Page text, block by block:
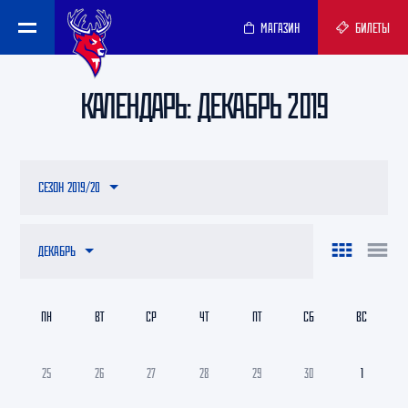
МАГАЗИН БИЛЕТЫ
КАЛЕНДАРЬ: ДЕКАБРЬ 2019
ДЕКАБРЬ
СЕЗОН 2019/20
25 26 27 28 29 30 1
ПН ВТ СР ЧТ ПТ СБ ВС